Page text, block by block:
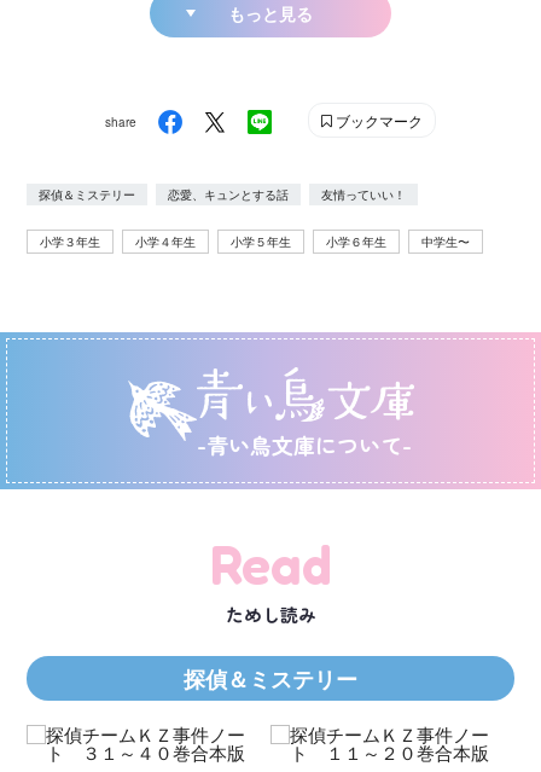
もっと見る
share ブックマーク
探偵＆ミステリー 恋愛、キュンとする話 友情っていい！
小学３年生 小学４年生 小学５年生 小学６年生 中学生〜
-青い鳥文庫について-
Read
ためし読み
探偵＆ミステリー